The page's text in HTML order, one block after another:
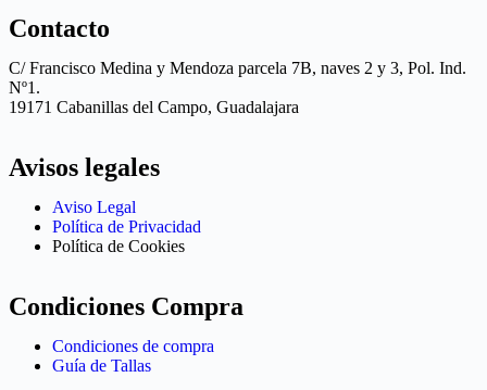
Contacto
C/ Francisco Medina y Mendoza parcela 7B, naves 2 y 3, Pol. Ind.
Nº1.
19171 Cabanillas del Campo, Guadalajara
Avisos legales
Aviso Legal
Política de Privacidad
Política de Cookies
Condiciones Compra
Condiciones de compra
Guía de Tallas